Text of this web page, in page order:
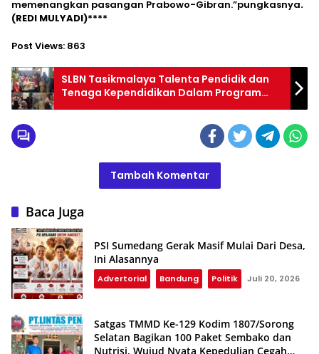
memenangkan pasangan Prabowo-Gibran.”pungkasnya.
(REDI MULYADI)****
Post Views: 863
SLBN Tasikmalaya Talenta Pendidik dan
Tenaga Kependidikan Dalam Program
Pelatihan Tataboga
Tambah Komentar
Baca Juga
PSI Sumedang Gerak Masif Mulai Dari Desa,
Ini Alasannya
Advertorial Bandung Politik Juli 20, 2026
Satgas TMMD Ke-129 Kodim 1807/Sorong
Selatan Bagikan 100 Paket Sembako dan
Nutrisi, Wujud Nyata Kepedulian Cegah